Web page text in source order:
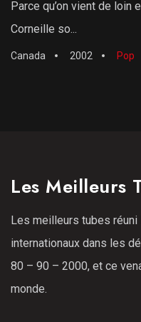
Parce qu’on vient de loin
Corneille so...
Canada 2002 Pop
Les Meilleurs
Les meilleurs tubes
internationaux dans les
80 – 90 – 2000, et ce
monde.